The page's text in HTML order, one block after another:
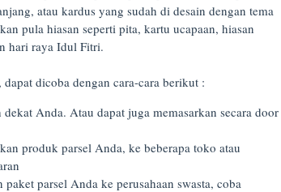
atau kardus yang sudah di desain dengan tema
pula hiasan seperti pita, kartu ucapaan, hiasan
hari raya Idul Fitri.
dicoba dengan cara-cara berikut :
Anda. Atau dapat juga memasarkan secara door
produk parsel Anda, ke beberapa toko atau
parsel Anda ke perusahaan swasta, coba